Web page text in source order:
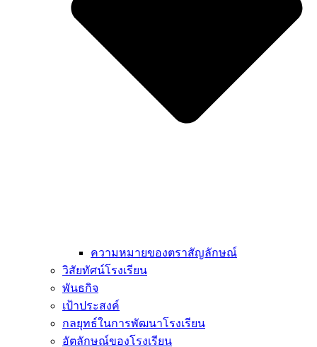
ความหมายของตราสัญลักษณ์
วิสัยทัศน์โรงเรียน
พันธกิจ
เป้าประสงค์
กลยุทธ์ในการพัฒนาโรงเรียน
อัตลักษณ์ของโรงเรียน